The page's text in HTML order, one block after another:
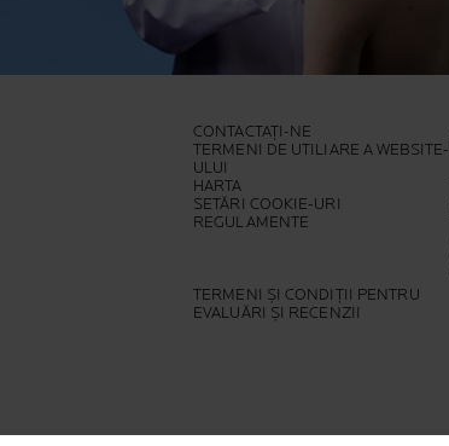
CONTACTAȚI-NE
TERMENI DE UTILIARE A WEBSITE-
ULUI
HARTA
SETĂRI COOKIE-URI
REGULAMENTE
TERMENI ȘI CONDIȚII PENTRU
EVALUĂRI ȘI RECENZII